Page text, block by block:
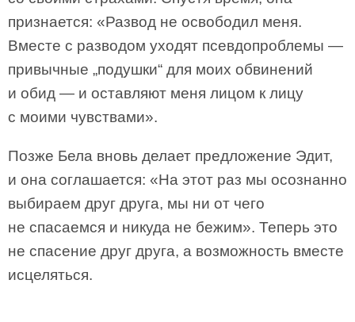
признается: «Развод не освободил меня.
Вместе с разводом уходят псевдопроблемы —
привычные „подушки“ для моих обвинений
и обид — и оставляют меня лицом к лицу
с моими чувствами».
Позже Бела вновь делает предложение Эдит,
и она соглашается: «На этот раз мы осознанно
выбираем друг друга, мы ни от чего
не спасаемся и никуда не бежим». Теперь это
не спасение друг друга, а возможность вместе
исцеляться.